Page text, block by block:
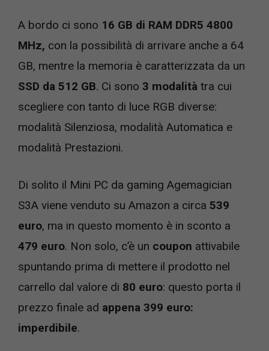
A bordo ci sono 16 GB di RAM DDR5 4800
MHz, con la possibilità di arrivare anche a 64
GB, mentre la memoria è caratterizzata da un
SSD da 512 GB. Ci sono 3 modalità tra cui
scegliere con tanto di luce RGB diverse:
modalità Silenziosa, modalità Automatica e
modalità Prestazioni.
Di solito il Mini PC da gaming Agemagician
S3A viene venduto su Amazon a circa 539
euro, ma in questo momento è in sconto a
479 euro. Non solo, c’è un coupon attivabile
spuntando prima di mettere il prodotto nel
carrello dal valore di 80 euro: questo porta il
prezzo finale ad appena 399 euro:
imperdibile.